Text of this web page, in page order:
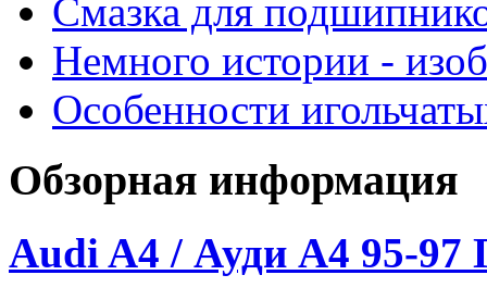
Смазка для
Немного истории -
Особенности
Обзорная информация
Audi A4 / Ауди А4 95-97